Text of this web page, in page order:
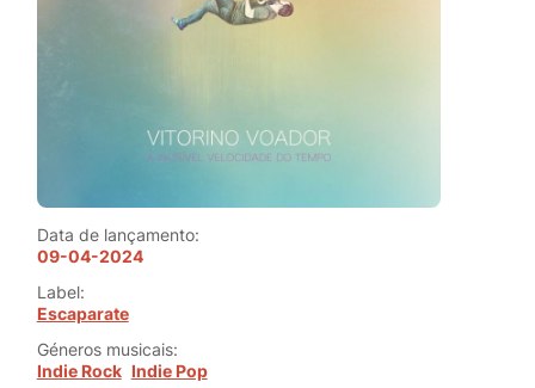
Data de lançamento:
09-04-2024
Label:
Escaparate
Géneros musicais:
Indie Rock Indie Pop